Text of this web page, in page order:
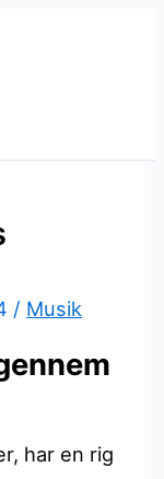
/ Musik
har en rig